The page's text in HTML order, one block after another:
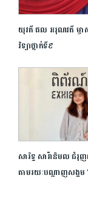
យុវតី ផល អរុណវតី ម្ច
វិទ្យាថ្នាក់ទី៩
សារិទ្ធ សារ៉ានិមល ជំរុញ
តាមរយៈបណ្តាញសង្